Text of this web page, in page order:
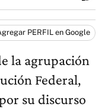
PERFIL en Google
la agrupación
Federal,
su discurso